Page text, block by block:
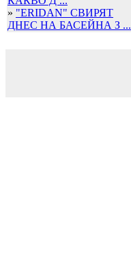
» "ERIDAN" СВИРЯТ
ДНЕС НА БАСЕЙНА З ...